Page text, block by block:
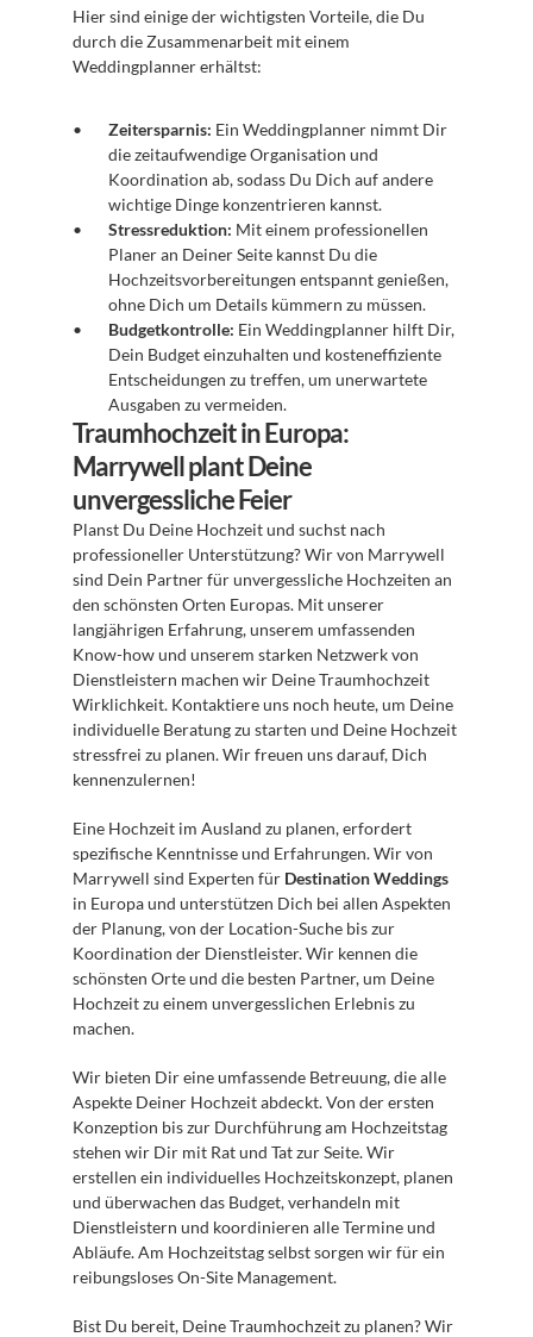
Hier sind einige der wichtigsten Vorteile, die Du
durch die Zusammenarbeit mit einem
Weddingplanner erhältst:
Zeitersparnis: Ein Weddingplanner nimmt Dir
die zeitaufwendige Organisation und
Koordination ab, sodass Du Dich auf andere
wichtige Dinge konzentrieren kannst.
Stressreduktion: Mit einem professionellen
Planer an Deiner Seite kannst Du die
Hochzeitsvorbereitungen entspannt genießen,
ohne Dich um Details kümmern zu müssen.
Budgetkontrolle: Ein Weddingplanner hilft Dir,
Dein Budget einzuhalten und kosteneffiziente
Entscheidungen zu treffen, um unerwartete
Ausgaben zu vermeiden.
Traumhochzeit in Europa:
Marrywell plant Deine
unvergessliche Feier
Planst Du Deine Hochzeit und suchst nach
professioneller Unterstützung? Wir von Marrywell
sind Dein Partner für unvergessliche Hochzeiten an
den schönsten Orten Europas. Mit unserer
langjährigen Erfahrung, unserem umfassenden
Know-how und unserem starken Netzwerk von
Dienstleistern machen wir Deine Traumhochzeit
Wirklichkeit. Kontaktiere uns noch heute, um Deine
individuelle Beratung zu starten und Deine Hochzeit
stressfrei zu planen. Wir freuen uns darauf, Dich
kennenzulernen!
Eine Hochzeit im Ausland zu planen, erfordert
spezifische Kenntnisse und Erfahrungen. Wir von
Marrywell sind Experten für Destination Weddings
in Europa und unterstützen Dich bei allen Aspekten
der Planung, von der Location-Suche bis zur
Koordination der Dienstleister. Wir kennen die
schönsten Orte und die besten Partner, um Deine
Hochzeit zu einem unvergesslichen Erlebnis zu
machen.
Wir bieten Dir eine umfassende Betreuung, die alle
Aspekte Deiner Hochzeit abdeckt. Von der ersten
Konzeption bis zur Durchführung am Hochzeitstag
stehen wir Dir mit Rat und Tat zur Seite. Wir
erstellen ein individuelles Hochzeitskonzept, planen
und überwachen das Budget, verhandeln mit
Dienstleistern und koordinieren alle Termine und
Abläufe. Am Hochzeitstag selbst sorgen wir für ein
reibungsloses On-Site Management.
Bist Du bereit, Deine Traumhochzeit zu planen? Wir